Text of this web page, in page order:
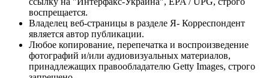
воспрещается.
Владелец веб-страницы в разделе Я- Корреспондент
является автор публикации.
Любое копирование, перепечатка и воспроизведение
фотографий и/или аудиовизуальных материалов,
принадлежащих правообладателю Getty Images, строго